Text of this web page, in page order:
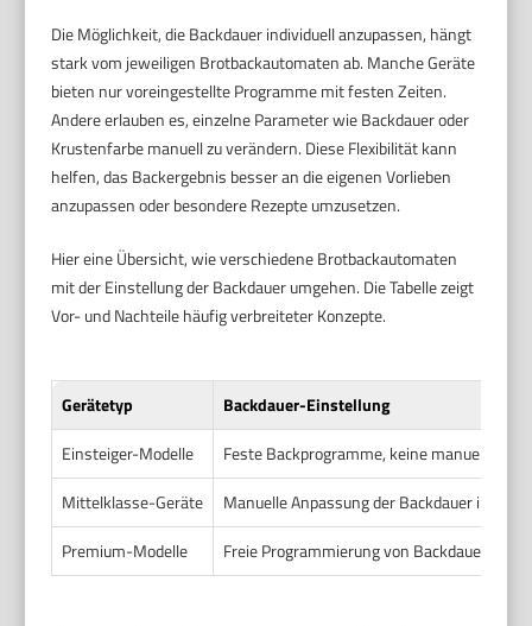
Die Möglichkeit, die Backdauer individuell anzupassen, hängt
stark vom jeweiligen Brotbackautomaten ab. Manche Geräte
bieten nur voreingestellte Programme mit festen Zeiten.
Andere erlauben es, einzelne Parameter wie Backdauer oder
Krustenfarbe manuell zu verändern. Diese Flexibilität kann
helfen, das Backergebnis besser an die eigenen Vorlieben
anzupassen oder besondere Rezepte umzusetzen.
Hier eine Übersicht, wie verschiedene Brotbackautomaten
mit der Einstellung der Backdauer umgehen. Die Tabelle zeigt
Vor- und Nachteile häufig verbreiteter Konzepte.
Gerätetyp
Backdauer-Einstellung
Einsteiger-Modelle
Feste Backprogramme, keine manuelle
Mittelklasse-Geräte
Manuelle Anpassung der Backdauer
Premium-Modelle
Freie Programmierung von Backdauer,